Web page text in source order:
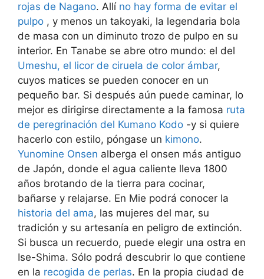
rojas de Nagano. Allí no hay forma de evitar el
pulpo , y menos un takoyaki, la legendaria bola
de masa con un diminuto trozo de pulpo en su
interior. En Tanabe se abre otro mundo: el del
Umeshu, el licor de ciruela de color ámbar,
cuyos matices se pueden conocer en un
pequeño bar. Si después aún puede caminar, lo
mejor es dirigirse directamente a la famosa ruta
de peregrinación del Kumano Kodo -y si quiere
hacerlo con estilo, póngase un kimono.
Yunomine Onsen alberga el onsen más antiguo
de Japón, donde el agua caliente lleva 1800
años brotando de la tierra para cocinar,
bañarse y relajarse. En Mie podrá conocer la
historia del ama, las mujeres del mar, su
tradición y su artesanía en peligro de extinción.
Si busca un recuerdo, puede elegir una ostra en
Ise-Shima. Sólo podrá descubrir lo que contiene
en la recogida de perlas. En la propia ciudad de